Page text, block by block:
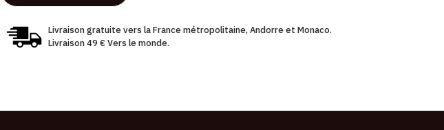
Livraison gratuite vers la France métropolitaine, Andorre et Monaco.
Livraison 49 € Vers le monde.